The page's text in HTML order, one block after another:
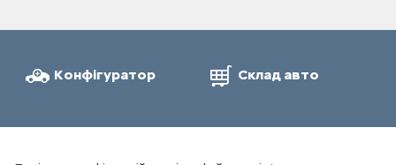
Конфігуратор Склад авто